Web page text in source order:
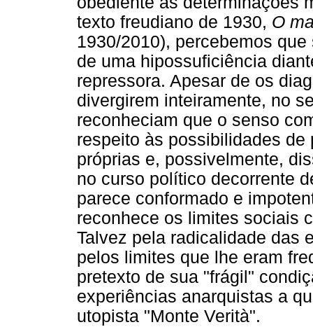
texto freudiano de 1930, O
1930/2010), percebemos
de uma hipossuficiência
repressora. Apesar de os
divergirem inteiramente, no
reconheciam que o senso
respeito às possibilidades
próprias e, possivelmente,
no curso político decorrente
parece conformado e
reconhece os limites sociais
Talvez pela radicalidade das
pelos limites que lhe eram
pretexto de sua "frágil"
experiências anarquistas a
utopista "Monte Verità".